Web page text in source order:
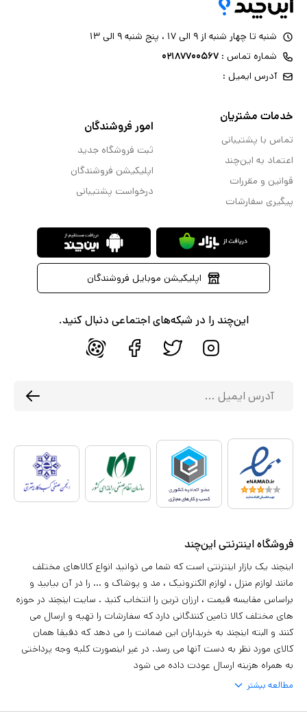
شنبه تا چهار شنبه از ۹ الی ۱۷ ، پنج شنبه ۹ الی ۱۳
شماره تماس : ۰۲۱۸۷۷۰۰۵۶۷
آدرس ایمیل :
خدمات مشتریان
تماس با پشتیبانی
اعتماد به این‌چند
قوانین و مقررات
پیگیری سفارشات
امور فروشندگان
ثبت فروشگاه جدید
اپلیکیشن فروشندگان
درخواست پشتیبانی
اپلیکیشن موبایل فروشندگان
این‌چند را در شبکه‌های اجتماعی دنبال کنید.
فروشگاه اینترنتی این‌چند
اینچند یک بازار اینترنتی است که شما می توانید انواع کالاهای مختلف
مانند لوازم منزل ، لوازم الکترونیک ، مد و پوشاک و ... را در آن بیابید و
براساس مقایسه قیمت ، ارزان ترین را انتخاب کنید . سایت اینچند در حوزه
های مختلف کالا تامین کنندگانی دارد که سفارشات را تهیه و ارسال می
کنند و البته اینچند به خریداران این ضمانت را می دهد که دقیقا همان
کالای مورد نظر به دست آنها می رسد. در غیر اینصورت کلیه وجه پرداختی
به همراه هزینه ارسال عودت داده می شود
مطالعه بیشتر